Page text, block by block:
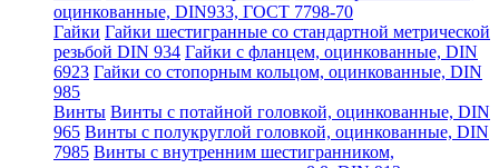
оцинкованные, DIN933, ГОСТ 7798-70
Гайки Гайки шестигранные со стандартной метрической
резьбой DIN 934 Гайки с фланцем, оцинкованные, DIN
6923 Гайки со стопорным кольцом, оцинкованные, DIN
985
Винты Винты с потайной головкой, оцинкованные, DIN
965 Винты с полукруглой головкой, оцинкованные, DIN
7985 Винты с внутренним шестигранником,